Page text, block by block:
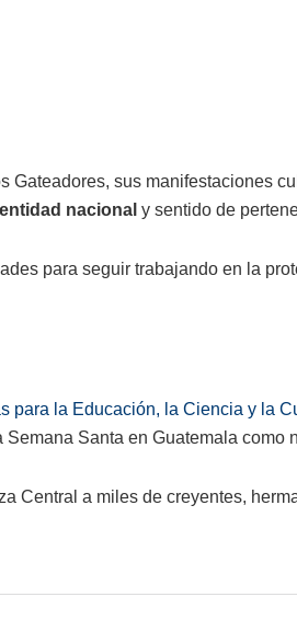
Gateadores, sus manifestaciones
nacional y sentido de
para seguir trabajando en la
para la Educación, la Ciencia y la
Santa en Guatemala
Central a miles de creyentes,